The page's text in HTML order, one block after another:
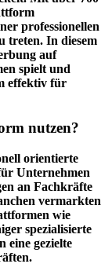
professionellen
treten. In diesem
auf
spielt und
effektiv für
nutzen?
orientierte
Unternehmen
an Fachkräfte
vermarkten
wie
spezialisierte
eine gezielte